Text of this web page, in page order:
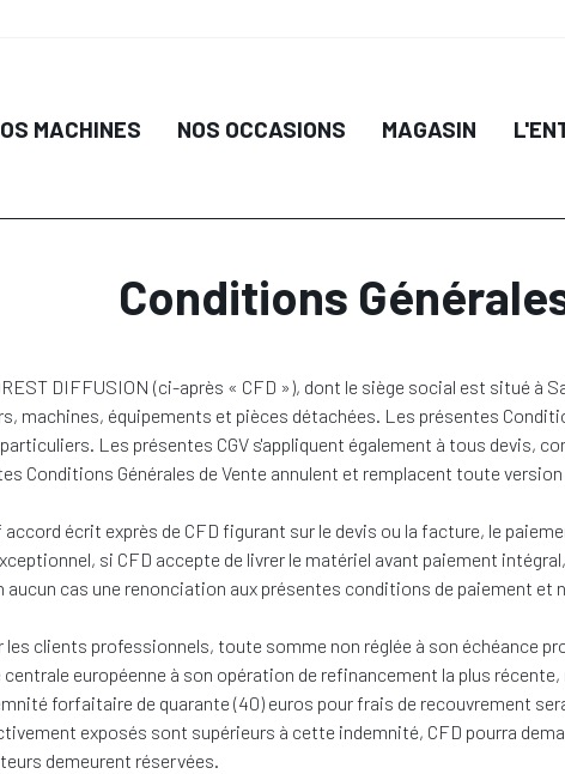
MACHINES NOS OCCASIONS MAGASIN
Conditions
DIFFUSION (ci-après « CFD »), dont le siège social est situé
machines, équipements et pièces détachées. Les présentes
Les présentes CGV s'appliquent également à tous devis,
Conditions Générales de Vente annulent et remplacent toute
accord écrit exprès de CFD figurant sur le devis ou la facture, le
si CFD accepte de livrer le matériel avant paiement
cas une renonciation aux présentes conditions de paiement et
les clients professionnels, toute somme non réglée à son échéance
centrale européenne à son opération de refinancement la plus
forfaitaire de quarante (40) euros pour frais de recouvrement
exposés sont supérieurs à cette indemnité, CFD pourra
demeurent réservées.